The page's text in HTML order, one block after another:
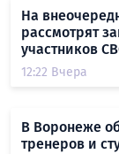
На
рассмотрят
участников
12:22 Вчера
В Воронеже
тренеров и